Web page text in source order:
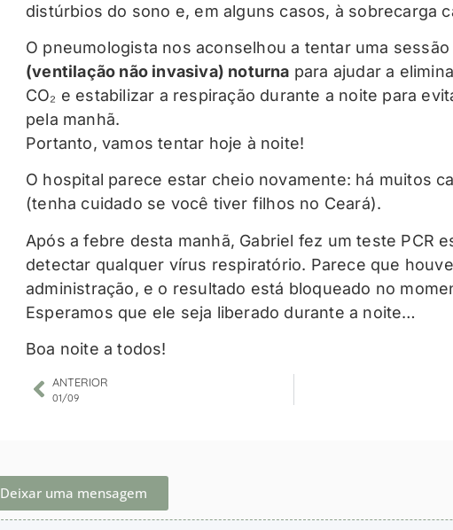
distúrbios do sono e, em alguns casos, à sobrecarga
O pneumologista nos aconselhou a tentar uma sessão
(ventilação não invasiva) noturna para ajudar a
CO₂ e estabilizar a respiração durante a noite para
pela manhã.
Portanto, vamos tentar hoje à noite!
O hospital parece estar cheio novamente: há muitos
(tenha cuidado se você tiver filhos no Ceará).
Após a febre desta manhã, Gabriel fez um teste PCR
detectar qualquer vírus respiratório. Parece que
administração, e o resultado está bloqueado no
Esperamos que ele seja liberado durante a noite…
Boa noite a todos!
ANTERIOR
01/09
Deixar uma mensagem